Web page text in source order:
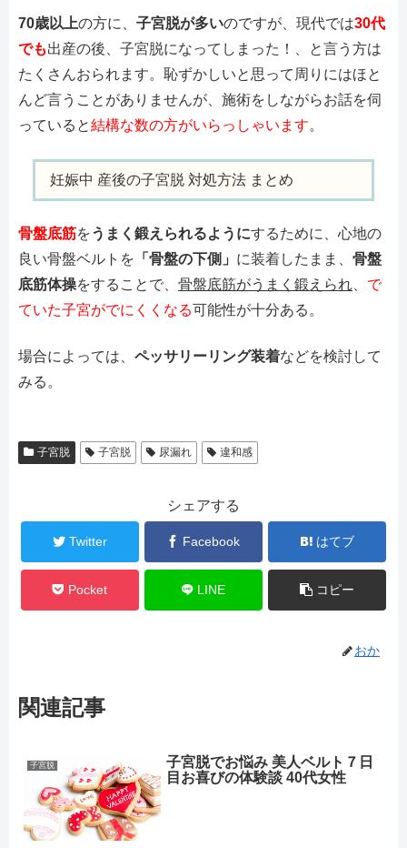
70歳以上の方に、 子宮脱が多いのですが、現代では30代
でも出産の後、子宮脱になってしまった！、と言う方は
たくさんおられます。恥ずかしいと思って周りにはほと
んど言うことがありませんが、施術をしながらお話を伺
っていると結構な数の方がいらっしゃいます。
妊娠中 産後の子宮脱 対処方法 まとめ
骨盤底筋をうまく鍛えられるようにするために、心地の
良い骨盤ベルトを 「骨盤の下側」 に装着したまま、 骨盤
底筋体操をすることで、 骨盤底筋がうまく鍛えられ
で
ていた子宮がでにくくなる可能性が十分ある。
場合によっては、 ペッサリーリング装着などを検討して
みる。
子宮脱 子宮脱 尿漏れ 違和感
シェアする
Twitter Facebook はてブ
Pocket LINE コピー
おか
関連記事
子宮脱
子宮脱でお悩み 美人ベルト７日
目お喜びの体験談 40代女性